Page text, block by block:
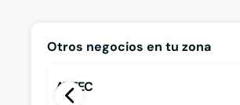
Otros negocios en tu zona
ATTEC